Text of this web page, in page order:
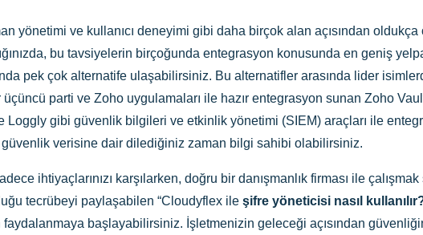
yönetimi ve kullanıcı deneyimi gibi daha birçok alan açısından
bu tavsiyelerin birçoğunda entegrasyon konusunda en geniş
pek çok alternatife ulaşabilirsiniz. Bu alternatifler arasında lider
parti ve Zoho uygulamaları ile hazır entegrasyon sunan Zoho
Loggly gibi güvenlik bilgileri ve etkinlik yönetimi (SIEM) araçları ile
güvenlik verisine dair dilediğiniz zaman bilgi sahibi olabilirsiniz.
ihtiyaçlarınızı karşılarken, doğru bir danışmanlık firması ile
tecrübeyi paylaşabilen “Cloudyflex ile şifre yöneticisi nasıl
faydalanmaya başlayabilirsiniz. İşletmenizin geleceği açısından